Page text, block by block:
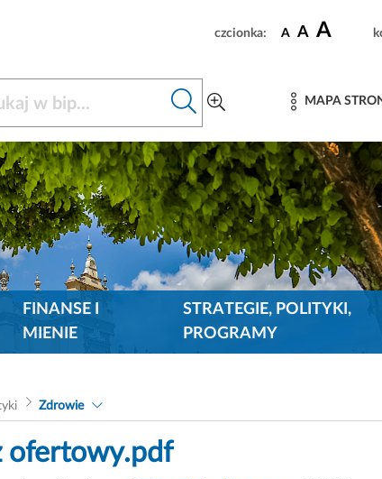
czcionka: A A A
MAPA
FINANSE I
MIENIE
STRATEGIE, POLITYKI,
PROGRAMY
Zdrowie
ofertowy.pdf